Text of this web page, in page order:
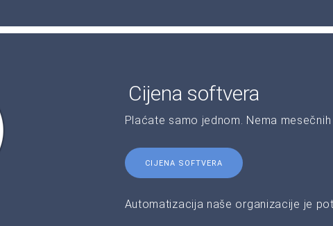
Cijena softvera
Plaćate samo jednom. Nema mesečnih
CIJENA SOFTVERA
Automatizacija naše organizacije je